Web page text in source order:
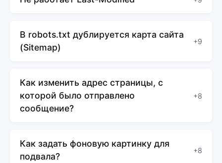
В robots.txt дублируется карта сайта
(Sitemap)
+9
Как изменить адрес страницы, с
которой было отправлено
сообщение?
+8
Как задать фоновую картинку для
подвала?
+8